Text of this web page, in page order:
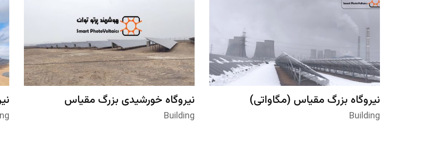
نیروگاه بزرگ مقیاس (مگاواتی)
Building
نیروگاه خورشیدی بزرگ مقیاس
(مگاواتی) با سازه ثابت
Building